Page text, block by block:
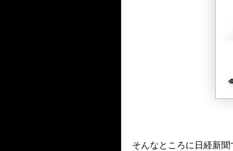
そんなところに日経新